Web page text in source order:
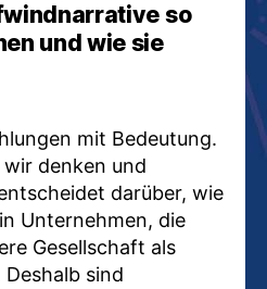
so
und wie sie
mit Bedeutung.
denken und
darüber, wie
Unternehmen, die
Gesellschaft als
sind